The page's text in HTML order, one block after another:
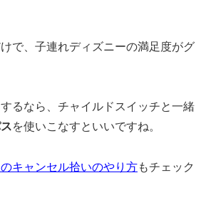
で、子連れディズニーの満足度がグ
るなら、チャイルドスイッチと一緒
を使いこなすといいですね。
キャンセル拾いのやり方もチェック